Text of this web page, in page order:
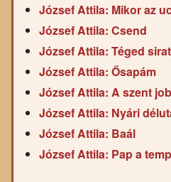
József Attila: Mikor az
József Attila: Csend
József Attila: Téged
József Attila: Ősapám
József Attila: A szent
József Attila: Nyári
József Attila: Baál
József Attila: Pap a